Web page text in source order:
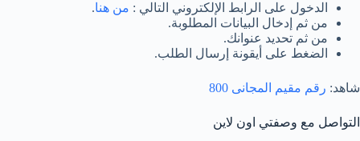
الدخول على الرابط الإلكتروني التالي : من هنا.
من ثم إدخال البيانات المطلوبة.
من ثم تحديد عنوانك.
الضغط على أيقونة إرسال الطلب.
شاهد: رقم مقيم المجانى 800
التواصل مع وصفتي اون لاين